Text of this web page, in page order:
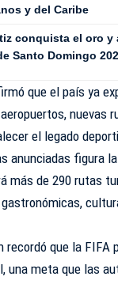
y del Caribe
conquista el oro
Santo Domingo
que el país ya
nuevas
el legado
anunciadas figura
más de 290 rutas
recordó que la
una meta que las